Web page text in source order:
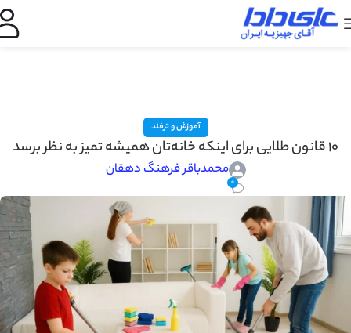
آموزش و ترفند
۱۰ قانون طلایی برای اینکه خانه‌تان همیشه تمیز به نظر برسد
محمدباقر فرهنگ دهقان
0